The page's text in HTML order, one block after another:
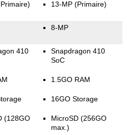
13-MP (Primaire)
8-MP
410
(128GO
Snapdragon 410
SoC
1.5GO RAM
16GO Storage
MicroSD (256GO
max.)